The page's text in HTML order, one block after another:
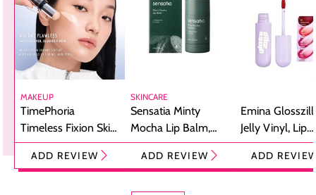
MAKEUP
TimePhoria
Timeless Fixion Skin
Tint Stick,
Foundation dan
ADD REVIEW
SKINCARE
Sensatia Minty
Mocha Lip Balm,
Pelembap Bibir
dengan Aroma
ADD REVIEW
Emina
Jelly Vinyl, Lip
Cream Glossy
Ringan
ADD